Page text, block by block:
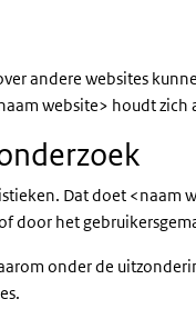
andere websites
website> houdt
Dat doet
door het
onder de